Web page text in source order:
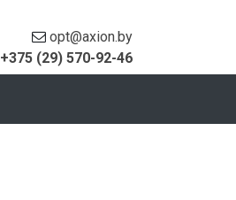
opt@axion.by
+375 (29) 570-92-46